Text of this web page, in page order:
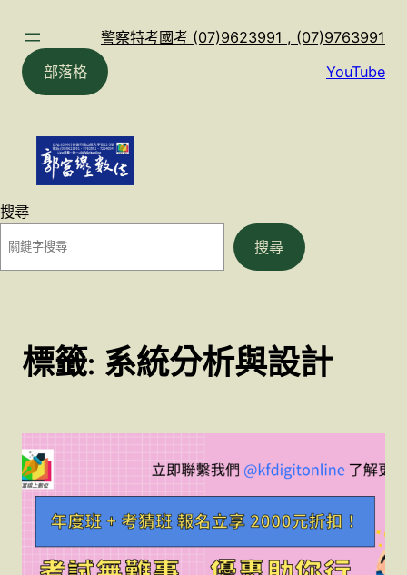
警察特考國考 (07)9623991 , (07)9763991
部落格
YouTube
搜尋
搜尋
標籤: 系統分析與設計